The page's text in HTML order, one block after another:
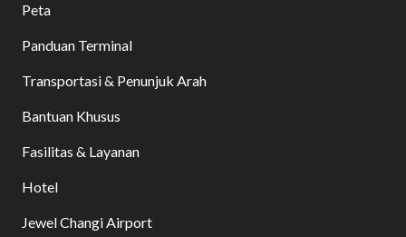
Peta
Panduan Terminal
Transportasi & Penunjuk Arah
Bantuan Khusus
Fasilitas & Layanan
Hotel
Jewel Changi Airport